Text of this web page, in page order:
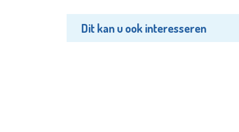
Dit kan u ook interesseren